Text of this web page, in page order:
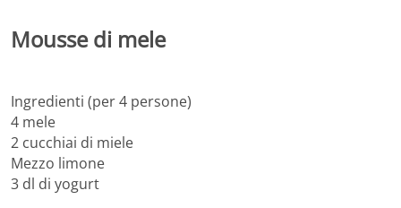
Mousse di mele
Ingredienti (per 4 persone)
4 mele
2 cucchiai di miele
Mezzo limone
3 dl di yogurt